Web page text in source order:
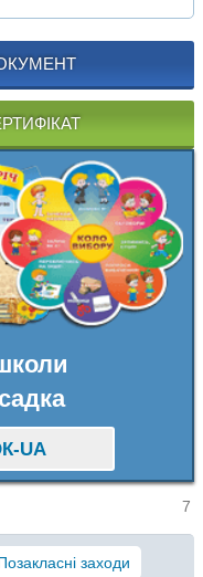
UA
7
заходи